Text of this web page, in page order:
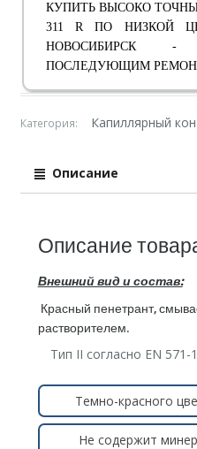
КУПИТЬ ВЫСОКО
311 R ПО НИЗКОЙ
НОВОСИБИРСК -
ПОСЛЕДУЮЩИМ
Категория: Капиллярный
Описание
Описание
Внешний вид и состав:
Красный пенетрант,
растворителем.
Тип II согласно EN 571-1
Темно-красного
Не содержит